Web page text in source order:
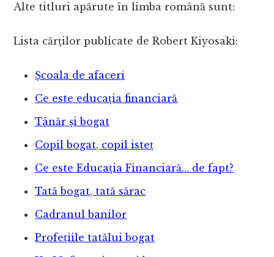
Alte titluri apărute în limba română sunt:
Lista cărților publicate de Robert Kiyosaki:
Școala de afaceri
Ce este educația financiară
Tânăr și bogat
Copil bogat, copil isteț
Ce este Educația Financiară… de fapt?
Tată bogat, tată sărac
Cadranul banilor
Profețiile tatălui bogat